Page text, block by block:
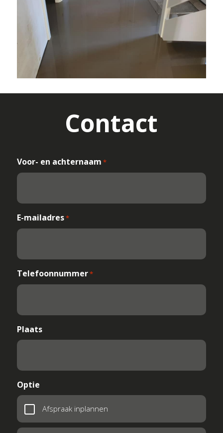
Contact
Voor- en achternaam *
E-mailadres*
Telefoonnummer*
Plaats
Optie
Afspraak inplannen